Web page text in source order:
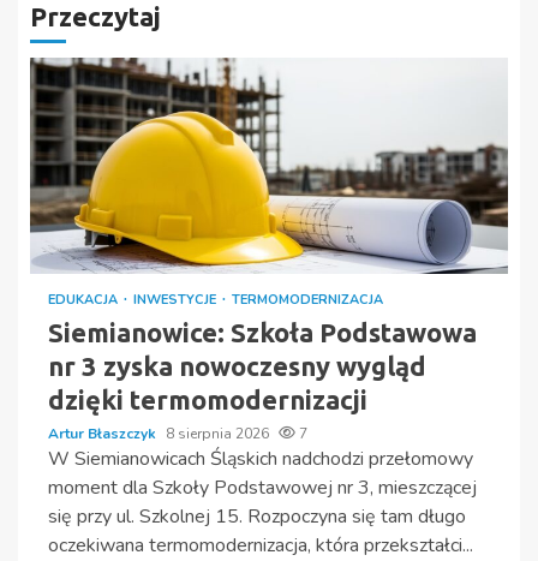
Przeczytaj
EDUKACJA INWESTYCJE TERMOMODERNIZACJA
Siemianowice: Szkoła Podstawowa
nr 3 zyska nowoczesny wygląd
dzięki termomodernizacji
Artur Błaszczyk 8 sierpnia 2026 7
W Siemianowicach Śląskich nadchodzi przełomowy
moment dla Szkoły Podstawowej nr 3, mieszczącej
się przy ul. Szkolnej 15. Rozpoczyna się tam długo
oczekiwana termomodernizacja, która przekształci...